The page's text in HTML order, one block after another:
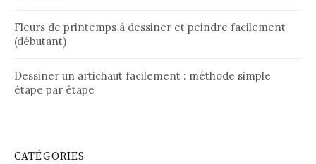
Fleurs de printemps à dessiner et peindre facilement
(débutant)
Dessiner un artichaut facilement : méthode simple
étape par étape
CATÉGORIES